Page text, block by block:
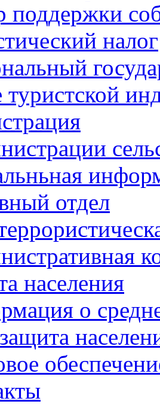
поддержки
налог
туристской
отдел
населения
о